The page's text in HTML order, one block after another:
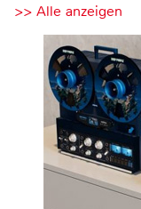
>> Alle anzeigen